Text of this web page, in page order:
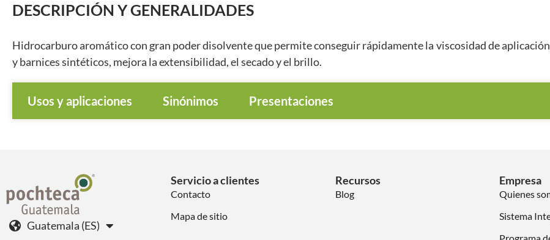
DESCRIPCIÓN Y GENERALIDADES
Hidrocarburo aromático con gran poder disolvente que permite conseguir rápidamente la viscosidad de
y barnices sintéticos, mejora la extensibilidad, el secado y el brillo.
Usos y aplicaciones Sinónimos Presentaciones
Guatemala (ES)
Servicio a clientes
Contacto
Mapa de sitio
Recursos
Blog
Empresa
Quienes
Sistema